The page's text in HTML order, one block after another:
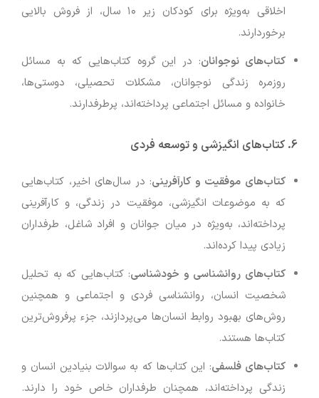
اخلاقی به‌ویژه برای کودکان زیر ۱۰ سال، از فروش بالایی
برخوردارند.
کتاب‌های نوجوانان: در این گروه کتاب‌هایی که به مسائل
روزمره زندگی نوجوانان، مشکلات تحصیلی، دوستی‌ها،
خانواده و مسائل اجتماعی پرداخته‌اند، پرطرفدارند.
6. کتاب‌های انگیزشی و توسعه فردی
کتاب‌های موفقیت و کارآفرینی: در سال‌های اخیر، کتاب‌هایی
که به موضوعات انگیزشی، موفقیت در زندگی، و کارآفرینی
پرداخته‌اند، به‌ویژه در میان جوانان و افراد شاغل، طرفداران
زیادی پیدا کرده‌اند.
کتاب‌های روانشناسی و خودشناسی: کتاب‌هایی که به تحلیل
شخصیت انسان، روانشناسی فردی و اجتماعی و همچنین
روش‌های بهبود روابط انسان‌ها می‌پردازند، جزء پرفروش‌ترین
کتاب‌ها هستند.
کتاب‌های فلسفی: این کتاب‌ها که به سوالات بنیادین انسان و
زندگی پرداخته‌اند، همچنان طرفداران خاص خود را دارند.